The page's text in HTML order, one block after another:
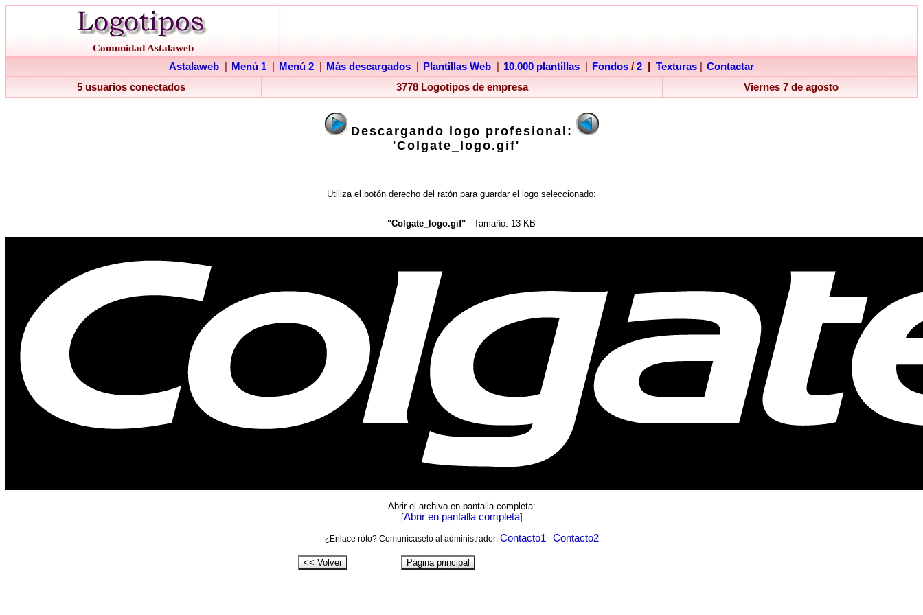
Comunidad Astalaweb
Astalaweb
Menú 1 Menú 2 Más descargados Plantillas Web 10.000 plantillas Fondos / 2 Texturas
Contactar
5 usuarios conectados
3778 Logotipos de empresa Viernes 7 de agosto
Descargando logo profesional:
'Colgate_logo.gif'
Utiliza el botón derecho del ratón para guardar el logo seleccionado:
"Colgate_logo.gif" - Tamaño: 13 KB
Abrir el archivo en pantalla completa:
[Abrir en pantalla completa]
¿Enlace roto? Comunícaselo al administrador: Contacto1- Contacto2